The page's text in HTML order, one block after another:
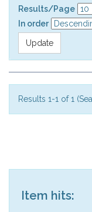
Results/Page
In order
Results 1-1 of 1
Item hits: